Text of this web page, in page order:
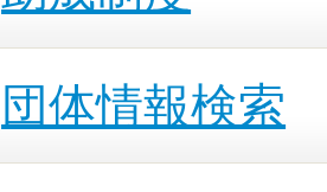
団体情報検索